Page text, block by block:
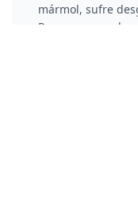
mármol, sufre
Para recuperarlo,